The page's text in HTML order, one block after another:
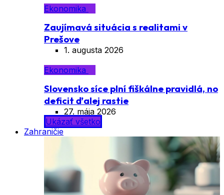
Ekonomika
Zaujímavá situácia s realitami v
Prešove
1. augusta 2026
Ekonomika
Slovensko síce plní fiškálne pravidlá, no
deficit ďalej rastie
27. mája 2026
Ukázať všetko
Zahraničie